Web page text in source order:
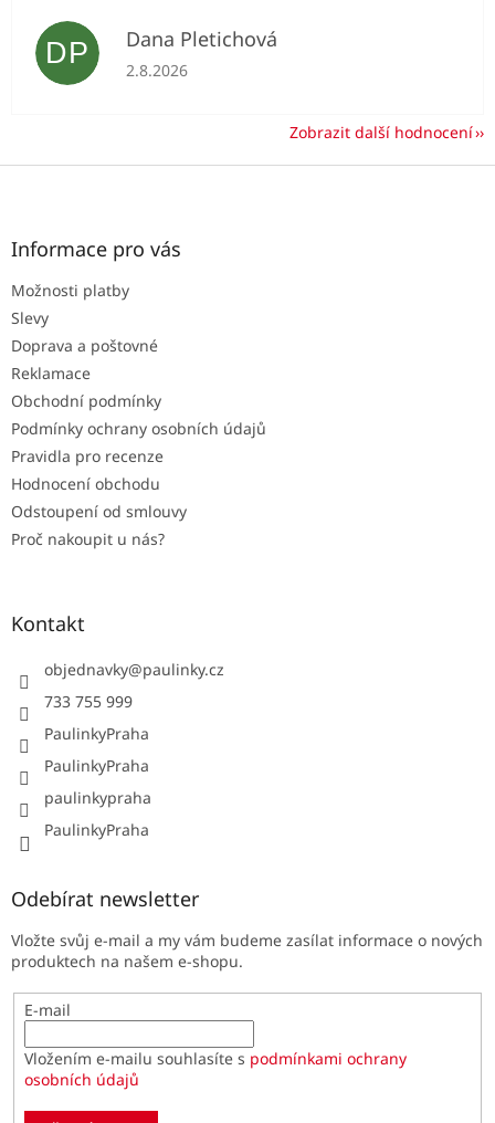
DP Dana Pletichová
Hodnocení obchodu je 5 z 5 hvězdiček.
2.8.2026
Zobrazit další hodnocení
Z
Informace pro vás
Možnosti platby
Slevy
Doprava a poštovné
Reklamace
Obchodní podmínky
Podmínky ochrany osobních údajů
Pravidla pro recenze
Hodnocení obchodu
Odstoupení od smlouvy
Proč nakoupit u nás?
Kontakt
objednavky@paulinky.cz
733 755 999
PaulinkyPraha
PaulinkyPraha
paulinkypraha
PaulinkyPraha
Odebírat newsletter
Vložte svůj e-mail a my vám budeme zasílat informace o nových
produktech na našem e-shopu.
E-mail
Vložením e-mailu souhlasíte s podmínkami ochrany
osobních údajů